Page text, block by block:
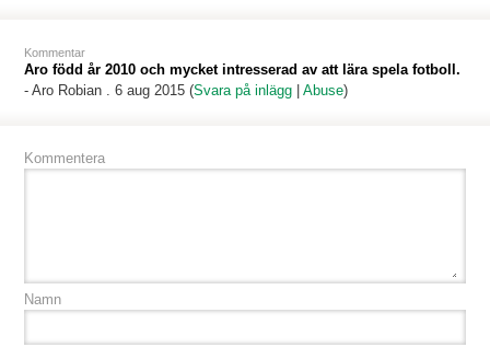
Kommentar
Aro född år 2010 och mycket intresserad av att lära spela fotboll.
-Aro Robian . 6 aug 2015 (Svara på inlägg |Abuse)
Kommentera
Namn